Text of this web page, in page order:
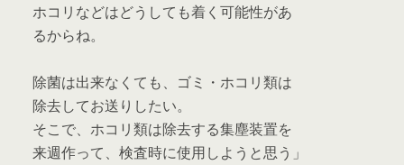
ホコリなどはどうしても着く可能性があ
るからね。
除菌は出来なくても、ゴミ・ホコリ類は
除去してお送りしたい。
そこで、ホコリ類は除去する集塵装置を
来週作って、検査時に使用しようと思う」